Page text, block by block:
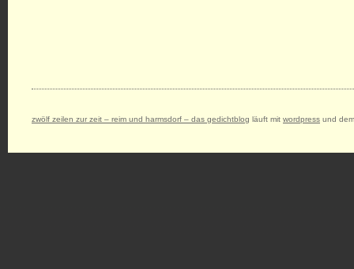
zwölf zeilen zur zeit – reim und harmsdorf – das gedichtblog läuft mit wordpress und